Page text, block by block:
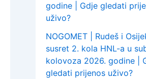
godine | Gdje gledati
uživo?
NOGOMET | Rudeš i
susret 2. kola HNL-a u
kolovoza 2026. godine |
gledati prijenos uživo?